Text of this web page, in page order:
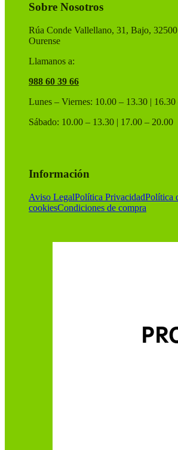
Sobre Nosotros
Rúa Conde Vallellano, 31, Bajo,
Ourense
Llamanos a:
988 60 39 66
Lunes – Viernes: 10.00 – 13.30 | 16.30
Sábado: 10.00 – 13.30 | 17.00 – 20.00
Información
Aviso LegalPolítica PrivacidadPolítica
cookiesCondiciones de compra